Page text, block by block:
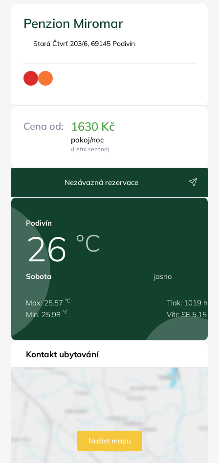
Penzion Miromar
Stará Čtvrť 203/6, 69145 Podivín
Cena od: 1630 Kč
pokoj/noc
(Letní sezóna)
Nezávazná rezervace
Podivín
26 °C
Sobota jasno
Max: 25.57°C
Min: 25.98°C
Tlak: 1019 hPa
Vítr: SE 5.15 m/
Kontakt ubytování
Načíst mapu